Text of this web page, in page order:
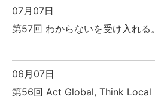
07月07日
第57回 わからないを受け入れる。
06月07日
第56回 Act Global, Think Local